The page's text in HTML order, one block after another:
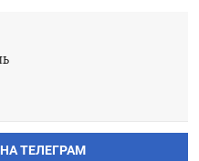
ТЕЛЕГРАМ